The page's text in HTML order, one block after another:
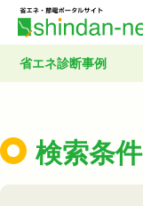
省エネ診断事例
検索条件